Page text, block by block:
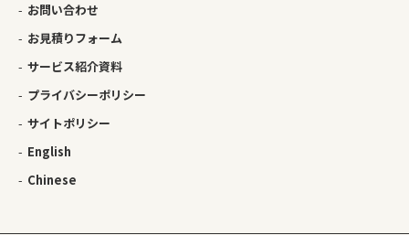
お問い合わせ
お見積りフォーム
サービス紹介資料
プライバシーポリシー
サイトポリシー
English
Chinese